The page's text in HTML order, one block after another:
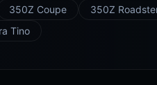
350Z Coupe
350Z
Tino